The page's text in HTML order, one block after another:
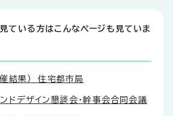
ている方はこんなページも見ていま
結果） 住宅都市局
ドデザイン懇談会・幹事会合同会議